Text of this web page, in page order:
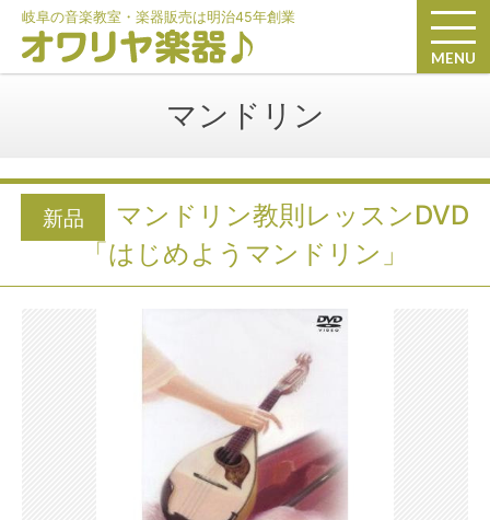
岐阜の音楽教室・楽器販売は明治45年創業
MENU
マンドリン
新品
マンドリン教則レッスンDVD
「はじめようマンドリン」